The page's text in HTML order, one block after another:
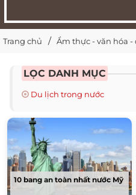
Trang chủ Ẩm thực - văn hóa -
LỌC DANH MỤC
Du lịch trong nước
10 bang an toàn nhất nước Mỹ